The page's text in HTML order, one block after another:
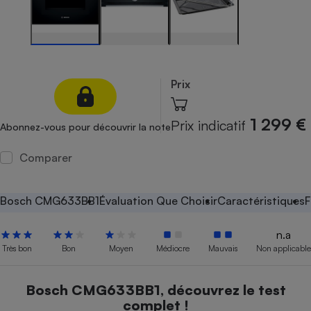
Abonnez-vous pour découvrir la note
Prix
Prix indicatif 1 299 €
Comparer
Bosch CMG633BB1Évaluation Que ChoisirCaractéristiques
Très bon Bon Moyen Médiocre Mauvais
n.a
Non applicable
Bosch CMG633BB1, découvrez le test
complet !
alimentaire
Lave-linge
Matelas
Antimoustique